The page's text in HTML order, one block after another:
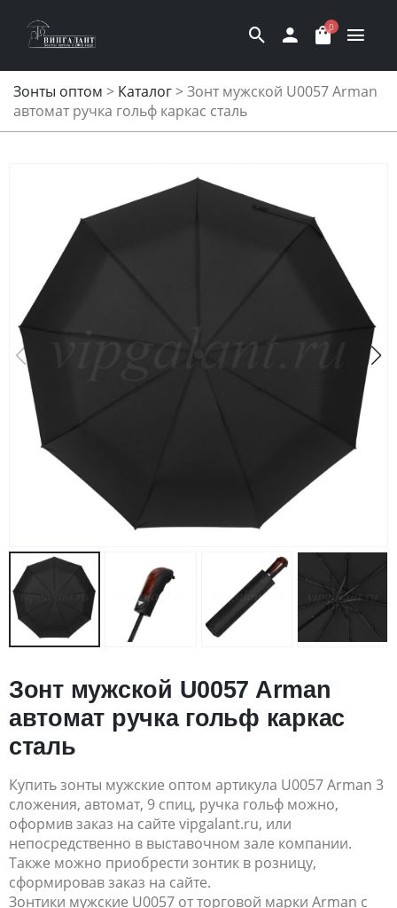
0
Зонты оптом > Каталог>Зонт мужской U0057 Arman
автомат ручка гольф каркас сталь
Зонт мужской U0057 Arman
автомат ручка гольф каркас
сталь
Купить зонты мужские оптом артикула U0057 Arman 3
сложения, автомат, 9 спиц, ручка гольф можно,
оформив заказ на сайте vipgalant.ru, или
непосредственно в выставочном зале компании.
Также можно приобрести зонтик в розницу,
сформировав заказ на сайте.
Зонтики мужские U0057 от торговой марки Arman с